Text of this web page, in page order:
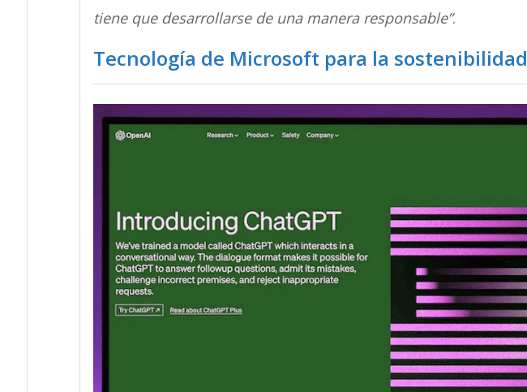
tiene que desarrollarse de una manera responsable”.
Tecnología de Microsoft para la sostenibilidad